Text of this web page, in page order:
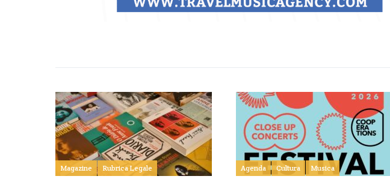
Magazine Rubrica Legale Agenda Cultura Musica